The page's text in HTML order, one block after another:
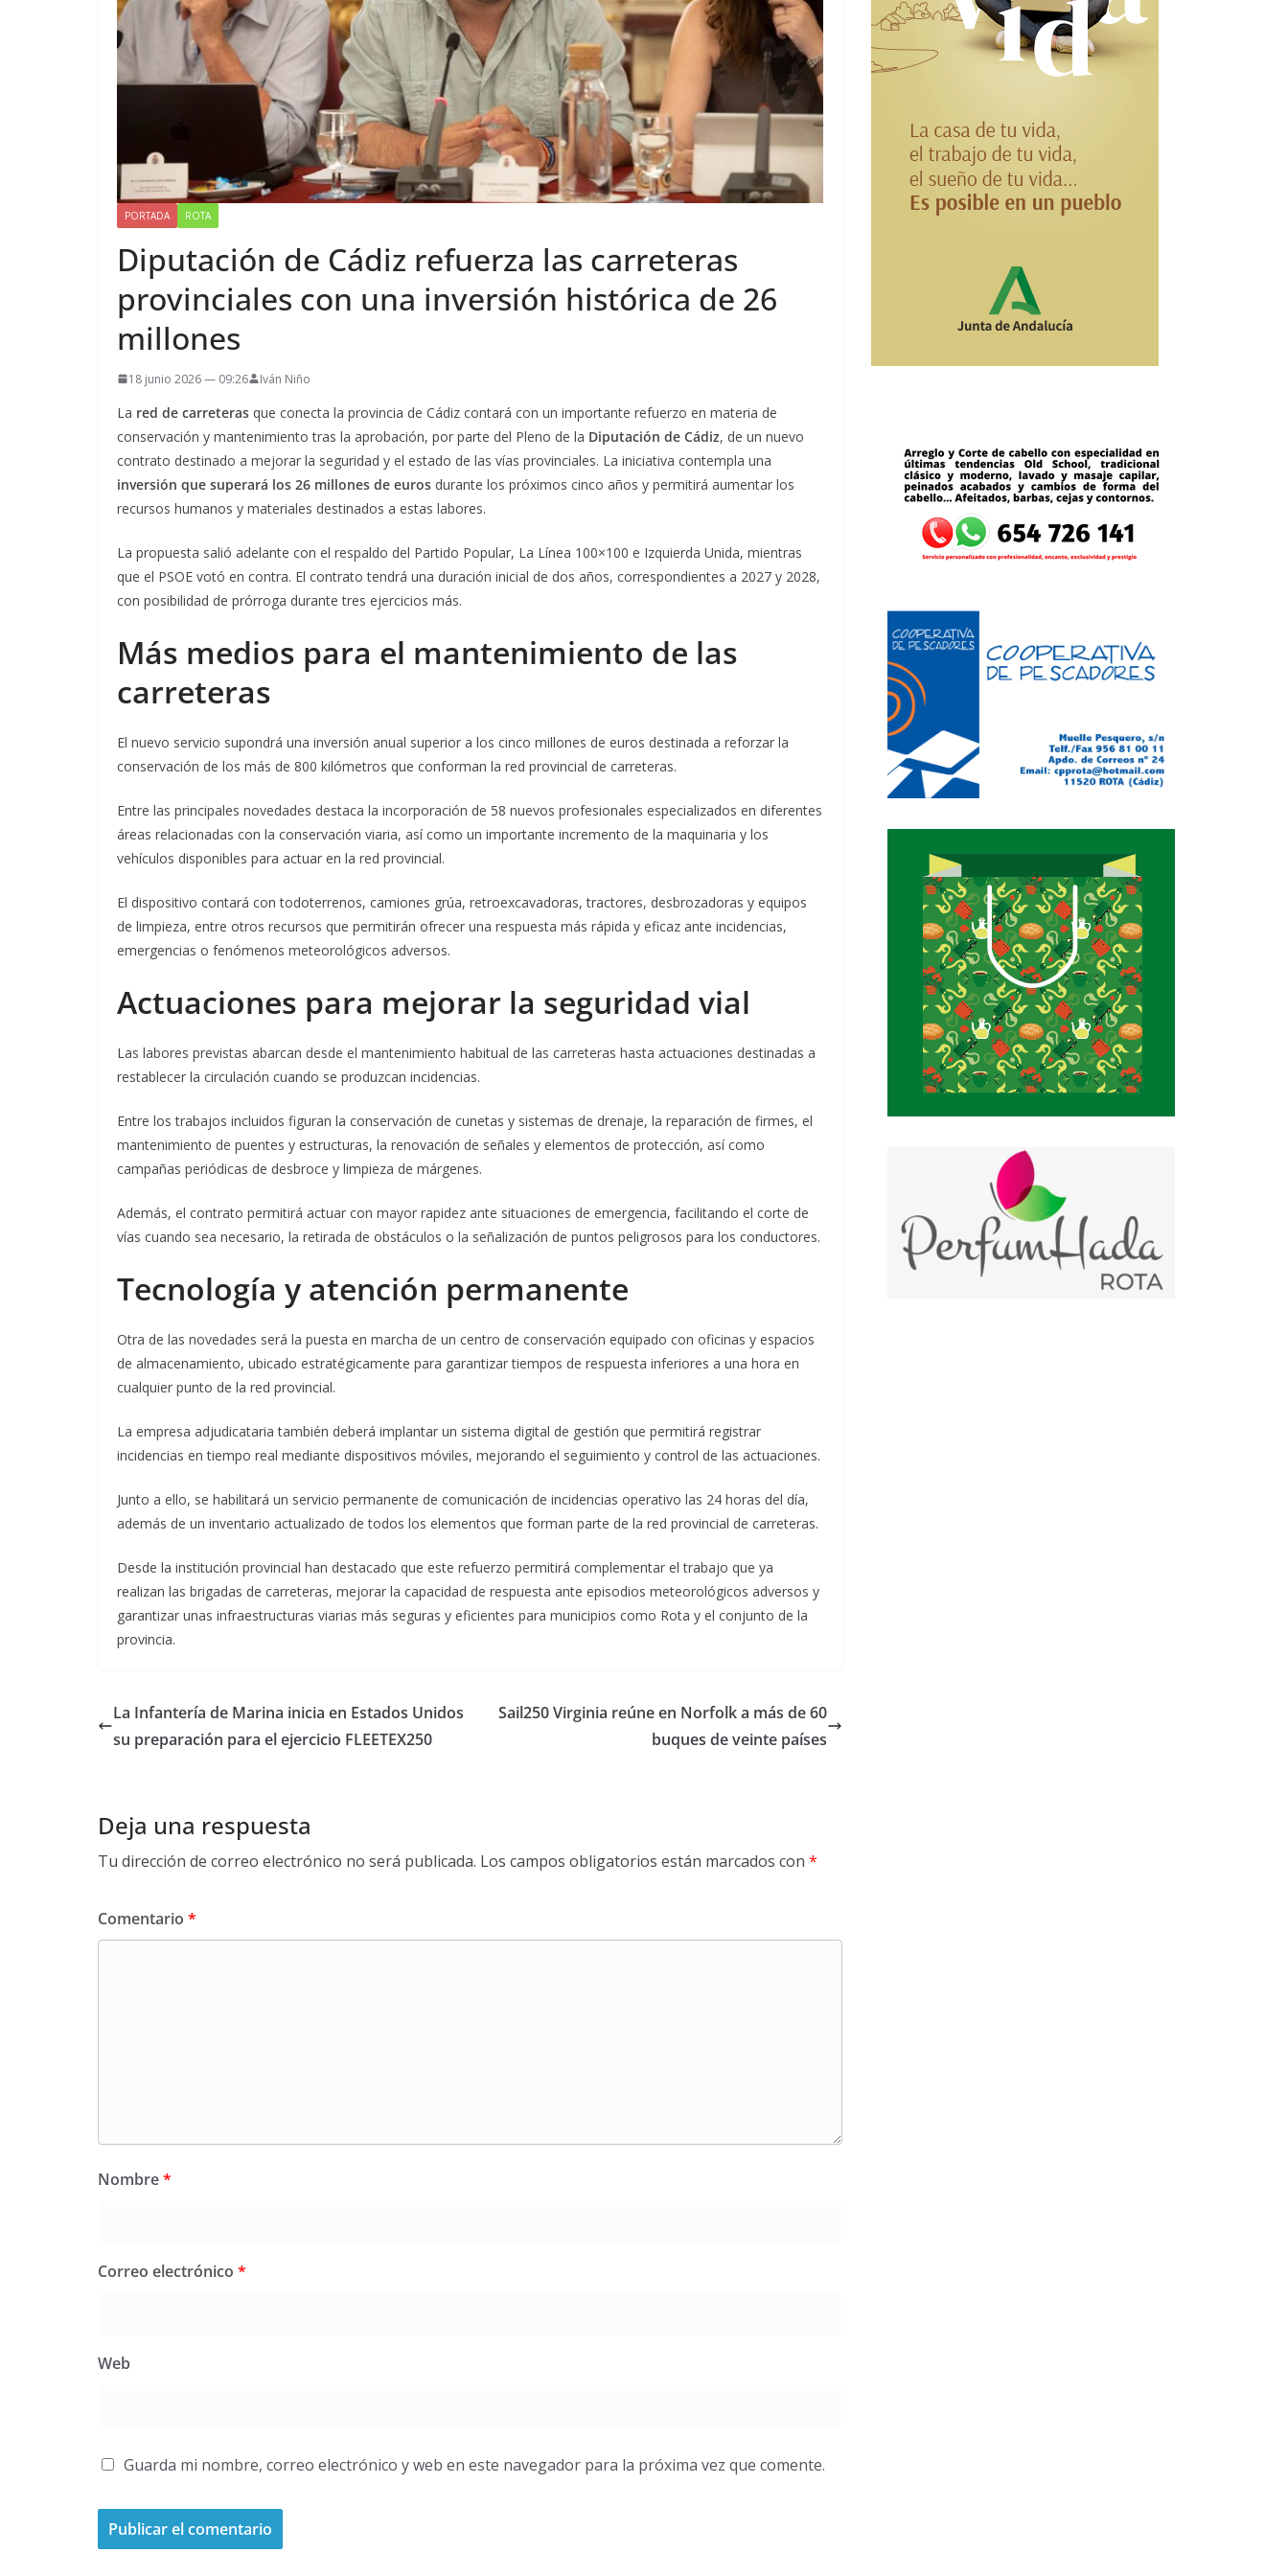
PORTADA ROTA
Diputación de Cádiz refuerza las carreteras
provinciales con una inversión histórica de 26
millones
18 junio 2026 — 09:26 Iván Niño
La red de carreteras que conecta la provincia de Cádiz contará con un importante refuerzo en materia de
conservación y mantenimiento tras la aprobación, por parte del Pleno de la Diputación de Cádiz, de un nuevo
contrato destinado a mejorar la seguridad y el estado de las vías provinciales. La iniciativa contempla una
inversión que superará los 26 millones de euros durante los próximos cinco años y permitirá aumentar los
recursos humanos y materiales destinados a estas labores.
La propuesta salió adelante con el respaldo del Partido Popular, La Línea 100×100 e Izquierda Unida, mientras
que el PSOE votó en contra. El contrato tendrá una duración inicial de dos años, correspondientes a 2027 y 2028,
con posibilidad de prórroga durante tres ejercicios más.
Más medios para el mantenimiento de las
carreteras
El nuevo servicio supondrá una inversión anual superior a los cinco millones de euros destinada a reforzar la
conservación de los más de 800 kilómetros que conforman la red provincial de carreteras.
Entre las principales novedades destaca la incorporación de 58 nuevos profesionales especializados en diferentes
áreas relacionadas con la conservación viaria, así como un importante incremento de la maquinaria y los
vehículos disponibles para actuar en la red provincial.
El dispositivo contará con todoterrenos, camiones grúa, retroexcavadoras, tractores, desbrozadoras y equipos
de limpieza, entre otros recursos que permitirán ofrecer una respuesta más rápida y eficaz ante incidencias,
emergencias o fenómenos meteorológicos adversos.
Actuaciones para mejorar la seguridad vial
Las labores previstas abarcan desde el mantenimiento habitual de las carreteras hasta actuaciones destinadas a
restablecer la circulación cuando se produzcan incidencias.
Entre los trabajos incluidos figuran la conservación de cunetas y sistemas de drenaje, la reparación de firmes, el
mantenimiento de puentes y estructuras, la renovación de señales y elementos de protección, así como
campañas periódicas de desbroce y limpieza de márgenes.
Además, el contrato permitirá actuar con mayor rapidez ante situaciones de emergencia, facilitando el corte de
vías cuando sea necesario, la retirada de obstáculos o la señalización de puntos peligrosos para los conductores.
Tecnología y atención permanente
Otra de las novedades será la puesta en marcha de un centro de conservación equipado con oficinas y espacios
de almacenamiento, ubicado estratégicamente para garantizar tiempos de respuesta inferiores a una hora en
cualquier punto de la red provincial.
La empresa adjudicataria también deberá implantar un sistema digital de gestión que permitirá registrar
incidencias en tiempo real mediante dispositivos móviles, mejorando el seguimiento y control de las actuaciones.
Junto a ello, se habilitará un servicio permanente de comunicación de incidencias operativo las 24 horas del día,
además de un inventario actualizado de todos los elementos que forman parte de la red provincial de carreteras.
Desde la institución provincial han destacado que este refuerzo permitirá complementar el trabajo que ya
realizan las brigadas de carreteras, mejorar la capacidad de respuesta ante episodios meteorológicos adversos y
garantizar unas infraestructuras viarias más seguras y eficientes para municipios como Rota y el conjunto de la
provincia.
La Infantería de Marina inicia en Estados Unidos
su preparación para el ejercicio FLEETEX250
Sail250 Virginia reúne en Norfolk a más de 60
buques de veinte países
Deja una respuesta
Tu dirección de correo electrónico no será publicada. Los campos obligatorios están marcados con *
Comentario *
Nombre*
Correo electrónico *
Web
Guarda mi nombre, correo electrónico y web en este navegador para la próxima vez que comente.